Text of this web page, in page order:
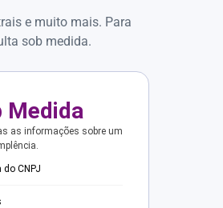
e muito mais. Para
sob medida.
Medida
as informações sobre um
CNPJ